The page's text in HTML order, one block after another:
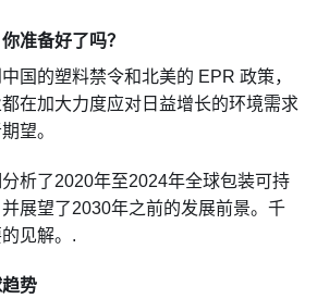
准备好了吗？
国的塑料禁令和北美的 EPR 政策，
在加大力度应对日益增长的环境需求
望。
析了2020年至2024年全球包装可持
展望了2030年之前的发展前景。千
见解。.
势